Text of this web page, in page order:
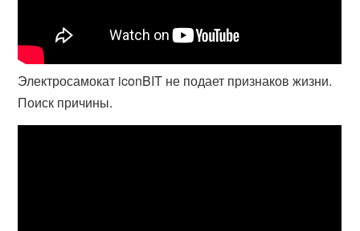
Электросамокат iconBIT не подает признаков жизни.
Поиск причины.